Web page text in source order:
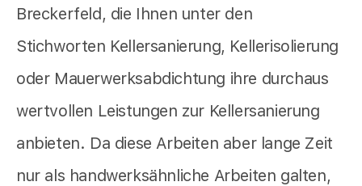
Breckerfeld, die Ihnen unter den
Stichworten Kellersanierung, Kellerisolierung
oder Mauerwerksabdichtung ihre durchaus
wertvollen Leistungen zur Kellersanierung
anbieten. Da diese Arbeiten aber lange Zeit
nur als handwerksähnliche Arbeiten galten,